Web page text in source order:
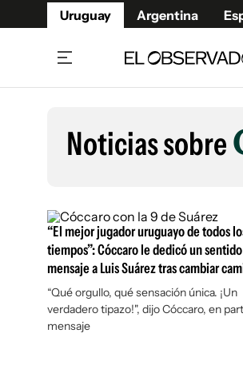
Uruguay Argentina
Beneficios Member
Café y Negocios
Economía y Empresas
Agro
Brand Studio
Mundo
Noticias sobre
“El mejor jugador uruguayo de todos
tiempos”: Cóccaro le dedicó un sentido
mensaje a Luis Suárez tras cambiar
“Qué orgullo, qué sensación única. ¡Un
verdadero tipazo!", dijo Cóccaro, en
mensaje